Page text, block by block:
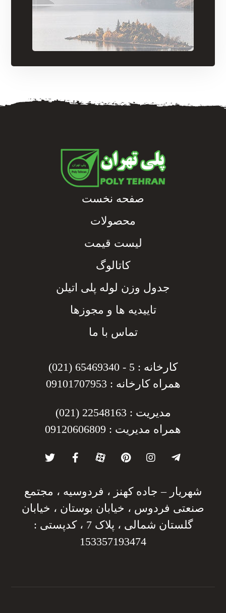
صفحه نخست
محصولات
لیست قیمت
کاتالوگ
جدول وزن لوله پلی اتیلن
تاییدیه ها و مجوزها
تماس با ما
کارخانه : 5 - 65469340 (021)
همراه کارخانه : 09101707953
مدیریت : 22548163 (021)
همراه مدیریت : 09120606809
شهریار – جاده کهنز ، فردوسیه ، مجتمع
صنعتی فردوس ، خیابان بوستان ، خیابان
گلستان شمالی ، پلاک 7 ، کدپستی :
153357193474